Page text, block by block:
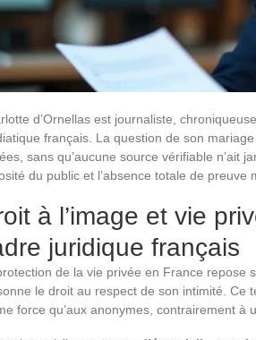
d’Ornellas est journaliste,
français. La question de son
sans qu’aucune source vérifiable n’ait
du public et l’absence totale de
à l’image et vie
juridique français
de la vie privée en France repose
le droit au respect de son intimité. Ce
force qu’aux anonymes, contrairement à